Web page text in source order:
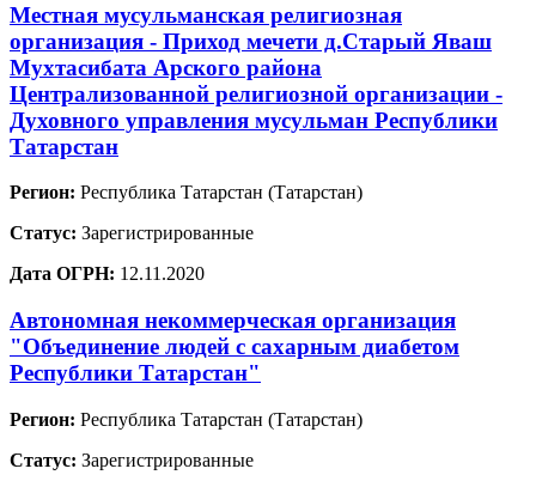
Местная мусульманская религиозная
организация - Приход мечети д.Старый Яваш
Мухтасибата Арского района
Централизованной религиозной организации -
Духовного управления мусульман Республики
Татарстан
Регион: Республика Татарстан (Татарстан)
Статус: Зарегистрированные
Дата ОГРН: 12.11.2020
Автономная некоммерческая организация
"Объединение людей с сахарным диабетом
Республики Татарстан"
Регион: Республика Татарстан (Татарстан)
Статус: Зарегистрированные